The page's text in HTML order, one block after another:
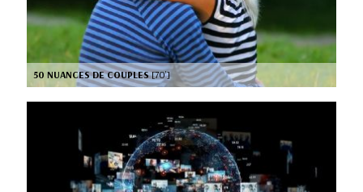
50 NUANCES DE COUPLES[70’]